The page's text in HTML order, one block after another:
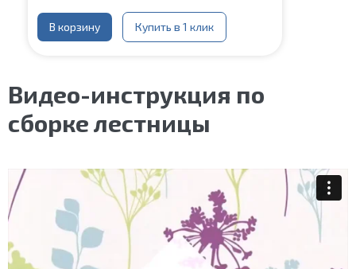
В корзину Купить в 1 клик
Видео-инструкция по
сборке лестницы